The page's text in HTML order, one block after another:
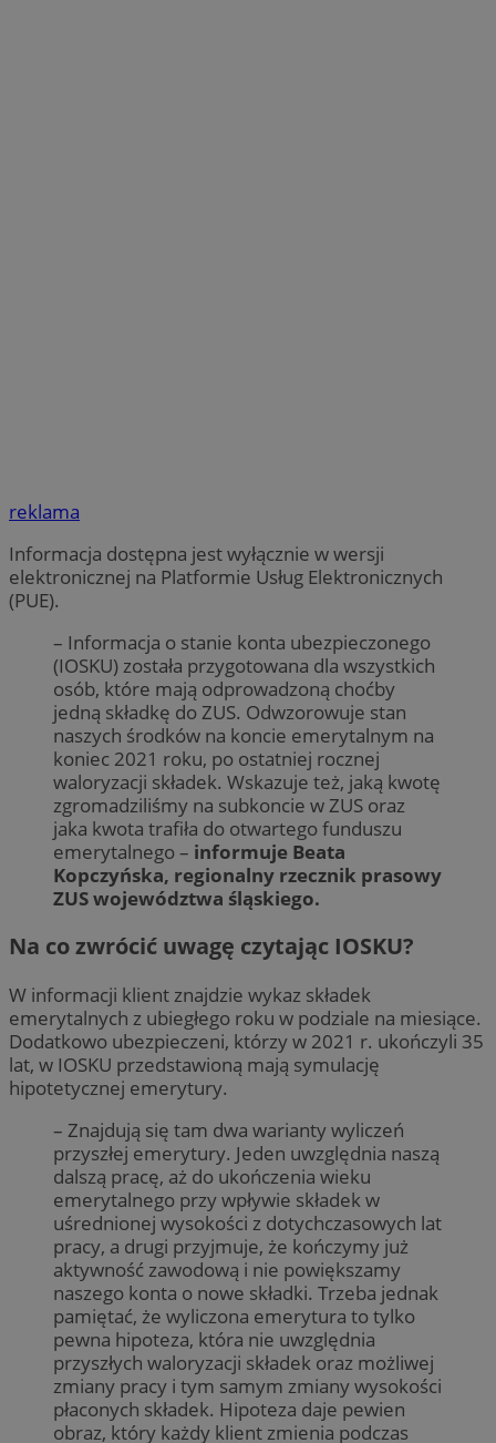
reklama
Informacja dostępna jest wyłącznie w wersji
elektronicznej na Platformie Usług Elektronicznych
(PUE).
– Informacja o stanie konta ubezpieczonego
(IOSKU) została przygotowana dla wszystkich
osób, które mają odprowadzoną choćby
jedną składkę do ZUS. Odwzorowuje stan
naszych środków na koncie emerytalnym na
koniec 2021 roku, po ostatniej rocznej
waloryzacji składek. Wskazuje też, jaką kwotę
zgromadziliśmy na subkoncie w ZUS oraz
jaka kwota trafiła do otwartego funduszu
emerytalnego – informuje Beata
Kopczyńska, regionalny rzecznik prasowy
ZUS województwa śląskiego.
Na co zwrócić uwagę czytając IOSKU?
W informacji klient znajdzie wykaz składek
emerytalnych z ubiegłego roku w podziale na miesiące.
Dodatkowo ubezpieczeni, którzy w 2021 r. ukończyli 35
lat, w IOSKU przedstawioną mają symulację
hipotetycznej emerytury.
– Znajdują się tam dwa warianty wyliczeń
przyszłej emerytury. Jeden uwzględnia naszą
dalszą pracę, aż do ukończenia wieku
emerytalnego przy wpływie składek w
uśrednionej wysokości z dotychczasowych lat
pracy, a drugi przyjmuje, że kończymy już
aktywność zawodową i nie powiększamy
naszego konta o nowe składki. Trzeba jednak
pamiętać, że wyliczona emerytura to tylko
pewna hipoteza, która nie uwzględnia
przyszłych waloryzacji składek oraz możliwej
zmiany pracy i tym samym zmiany wysokości
płaconych składek. Hipoteza daje pewien
obraz, który każdy klient zmienia podczas